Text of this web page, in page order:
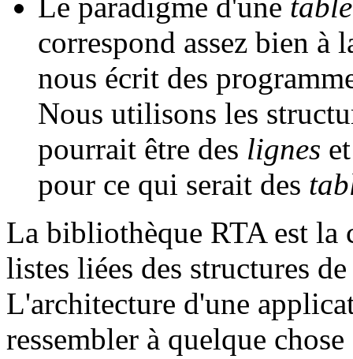
Le paradigme d'une
correspond assez bien à
nous écrit des
Nous utilisons les
pourrait être des lignes
pour ce qui serait des
La bibliothèque RTA est la
listes liées des structures
L'architecture d'une
ressembler à quelque